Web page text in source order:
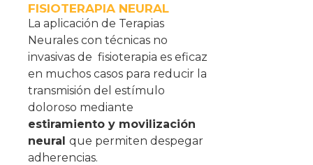
FISIOTERAPIA NEURAL
La aplicación de Terapias
Neurales con técnicas no
invasivas de fisioterapia es eficaz
en muchos casos para reducir la
transmisión del estímulo
doloroso mediante
estiramiento y movilización
neural que permiten despegar
adherencias.